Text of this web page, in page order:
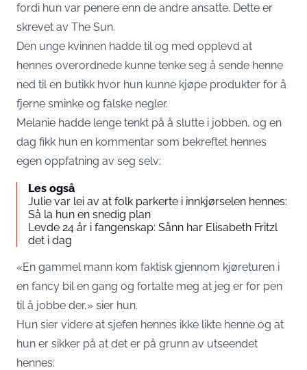
fordi hun var penere enn de andre ansatte. Dette er
skrevet av The Sun.
Den unge kvinnen hadde til og med opplevd at
hennes overordnede kunne tenke seg å sende henne
ned til en butikk hvor hun kunne kjøpe produkter for å
fjerne sminke og falske negler.
Melanie hadde lenge tenkt på å slutte i jobben, og en
dag fikk hun en kommentar som bekreftet hennes
egen oppfatning av seg selv:
Les også
Julie var lei av at folk parkerte i innkjørselen hennes:
Så la hun en snedig plan
Levde 24 år i fangenskap: Sånn har Elisabeth Fritzl
det i dag
«En gammel mann kom faktisk gjennom kjøreturen i
en fancy bil en gang og fortalte meg at jeg er for pen
til å jobbe der,» sier hun.
Hun sier videre at sjefen hennes ikke likte henne og at
hun er sikker på at det er på grunn av utseendet
hennes: